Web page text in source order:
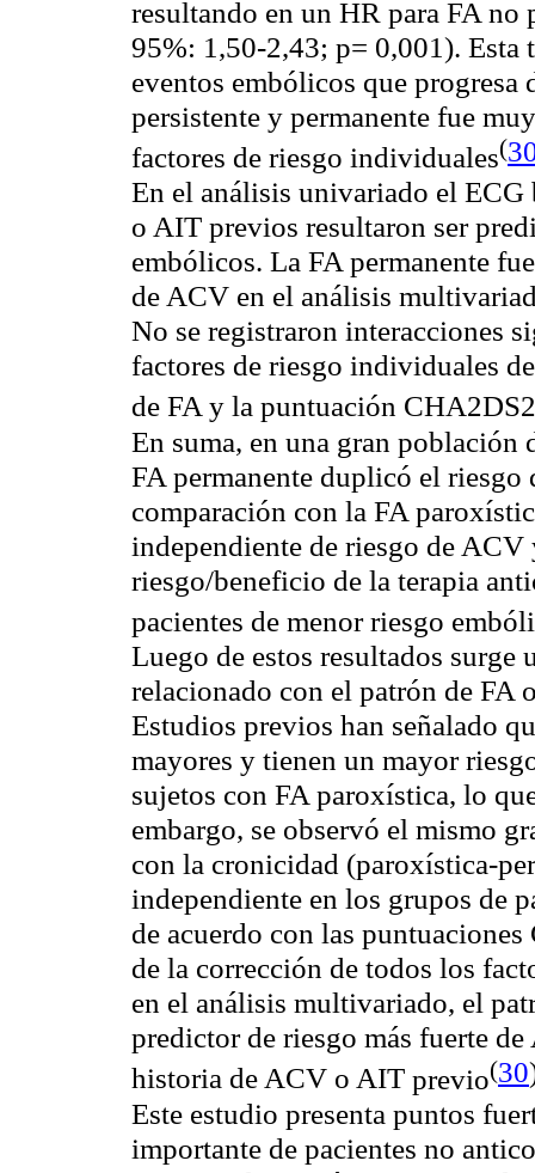
resultando en un HR para FA
95%: 1,50-2,43; p= 0,001). Esta
eventos embólicos que progresa
persistente y permanente fue
factores de riesgo individuales(
En el análisis univariado el ECG
o AIT previos resultaron ser
embólicos. La FA permanente
de ACV en el análisis
No se registraron interacciones
factores de riesgo individuales
de FA y la puntuación
En suma, en una gran población
FA permanente duplicó el
comparación con la FA
independiente de riesgo de
riesgo/beneficio de la terapia
pacientes de menor riesgo
Luego de estos resultados surge
relacionado con el patrón de FA
Estudios previos han señalado
mayores y tienen un mayor
sujetos con FA paroxística, lo
embargo, se observó el mismo
con la cronicidad (paroxística-
independiente en los grupos de
de acuerdo con las
de la corrección de todos los
en el análisis multivariado, el
predictor de riesgo más fuerte
historia de ACV o AIT previo(30
Este estudio presenta puntos
importante de pacientes no